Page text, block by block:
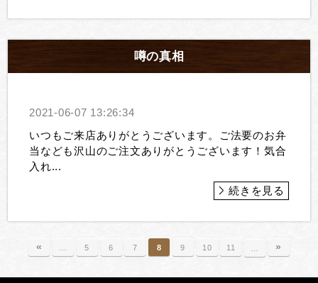
噂の真相
2021-06-07 13:26:34
いつもご来店ありがとうございます。ご法要のお弁
当なども沢山のご注文ありがとうございます！気合
入れ...
続きを見る
« 5 6 7 8 9 10 11 »